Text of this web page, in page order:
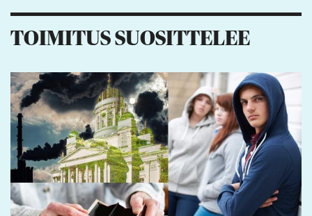
TOIMITUS SUOSITTELEE